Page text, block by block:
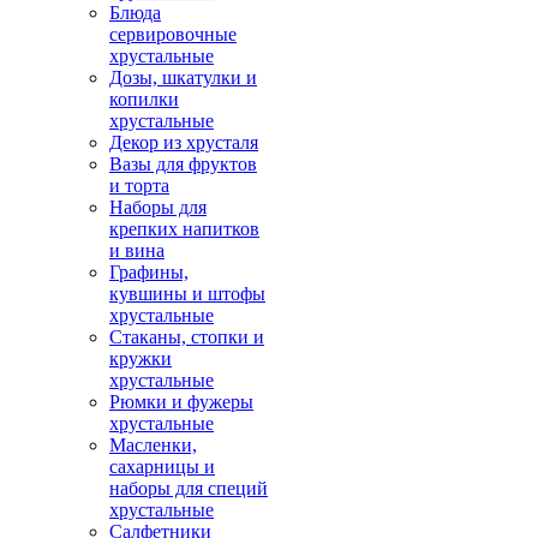
Блюда
сервировочные
хрустальные
Дозы, шкатулки и
копилки
хрустальные
Декор из хрусталя
Вазы для фруктов
и торта
Наборы для
крепких напитков
и вина
Графины,
кувшины и штофы
хрустальные
Стаканы, стопки и
кружки
хрустальные
Рюмки и фужеры
хрустальные
Масленки,
сахарницы и
наборы для специй
хрустальные
Салфетники